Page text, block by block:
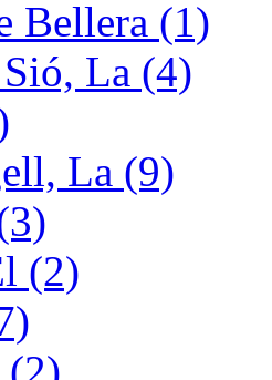
Bellera (1)
La (4)
La (9)
(2)